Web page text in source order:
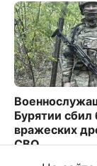
Бурятии
вражеских
СВО